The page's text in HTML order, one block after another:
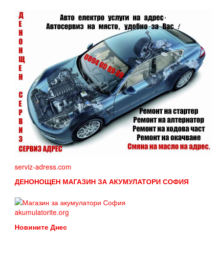
serviz-adress.com
ДЕНОНОЩЕН МАГАЗИН ЗА АКУМУЛАТОРИ СОФИЯ
akumulatorite.org
Новините Днес